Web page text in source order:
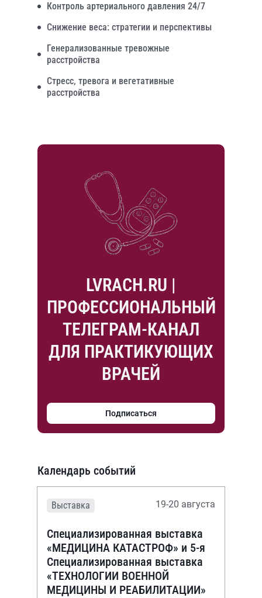
Контроль артериального давления 24/7
Снижение веса: стратегии и перспективы
Генерализованные тревожные
расстройства
Стресс, тревога и вегетативные
расстройства
LVRACH.RU |
ПРОФЕССИОНАЛЬНЫЙ
ТЕЛЕГРАМ-КАНАЛ
ДЛЯ ПРАКТИКУЮЩИХ
ВРАЧЕЙ
Подписаться
Календарь событий
Выставка 19-20 августа
Специализированная выставка
«МЕДИЦИНА КАТАСТРОФ» и 5-я
Специализированная выставка
«ТЕХНОЛОГИИ ВОЕННОЙ
МЕДИЦИНЫ И РЕАБИЛИТАЦИИ»